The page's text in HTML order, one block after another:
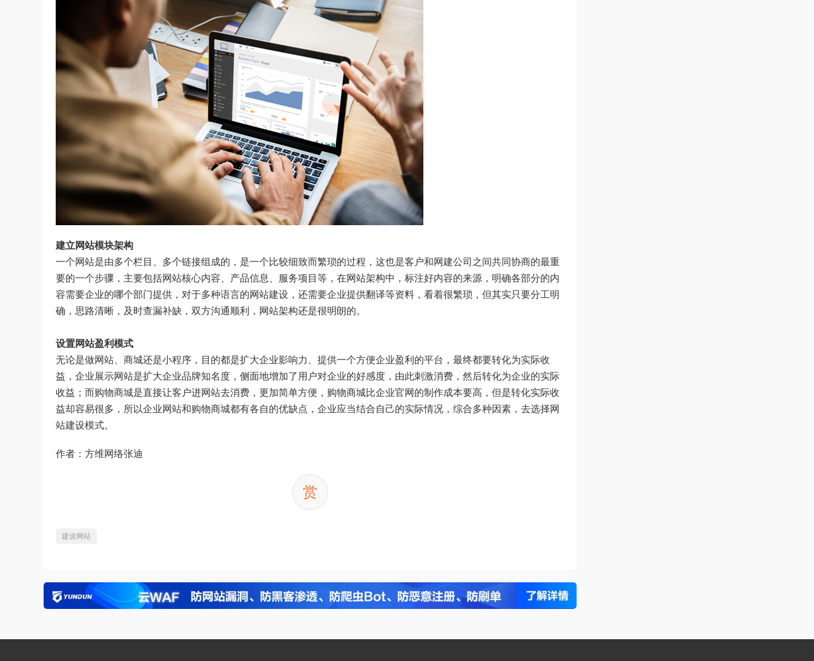
建立网站模块架构
一个网站是由多个栏目、多个链接组成的，是一个比较细致而繁琐的过程，这也是客户和网建公司之间共同协商的最重
要的一个步骤，主要包括网站核心内容、产品信息、服务项目等，在网站架构中，标注好内容的来源，明确各部分的内
容需要企业的哪个部门提供，对于多种语言的网站建设，还需要企业提供翻译等资料，看着很繁琐，但其实只要分工明
确，思路清晰，及时查漏补缺，双方沟通顺利，网站架构还是很明朗的。
设置网站盈利模式
无论是做网站、商城还是小程序，目的都是扩大企业影响力、提供一个方便企业盈利的平台，最终都要转化为实际收
益，企业展示网站是扩大企业品牌知名度，侧面地增加了用户对企业的好感度，由此刺激消费，然后转化为企业的实际
收益；而购物商城是直接让客户进网站去消费，更加简单方便，购物商城比企业官网的制作成本要高，但是转化实际收
益却容易很多，所以企业网站和购物商城都有各自的优缺点，企业应当结合自己的实际情况，综合多种因素，去选择网
站建设模式。
作者：方维网络张迪
赏
建设网站